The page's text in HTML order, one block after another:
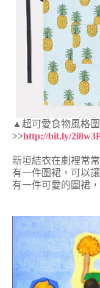
▲超可愛食物風格
>>http://bit.ly/
新垣結衣在劇裡常
有一件圍裙，可以
有一件可愛的圍裙